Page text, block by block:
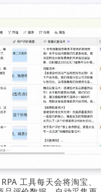
工具每天会将淘宝、